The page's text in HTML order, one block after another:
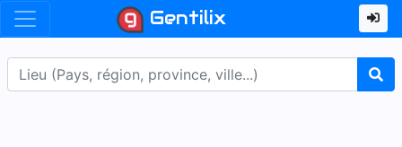
Gentilix